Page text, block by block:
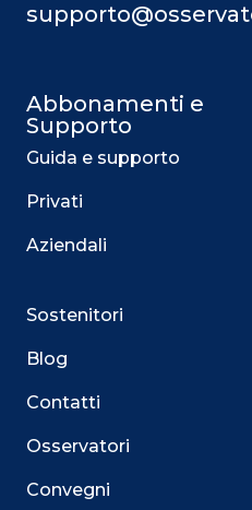
Abbonamenti e
Supporto
Guida e supporto
Privati
Aziendali
Sostenitori
Blog
Contatti
Osservatori
Convegni